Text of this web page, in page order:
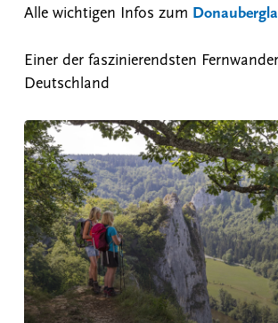
Alle wichtigen Infos zum
Einer der faszinierendsten
Deutschland